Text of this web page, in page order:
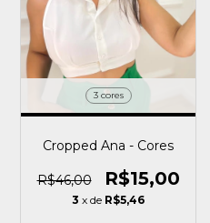
3 cores
Cropped Ana - Cores
R$46,00 R$15,00
3 x de R$5,46